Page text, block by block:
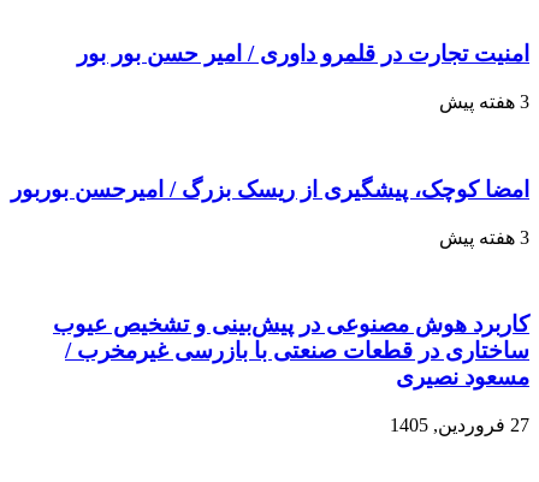
امنیت تجارت در قلمرو داوری / امیر حسن بور بور
3 هفته پیش
امضا کوچک، پیشگیری از ریسک بزرگ / امیرحسن بوربور
3 هفته پیش
کاربرد هوش مصنوعی در پیش‌بینی و تشخیص عیوب
ساختاری در قطعات صنعتی با بازرسی غیرمخرب /
مسعود نصیری
27 فروردین, 1405